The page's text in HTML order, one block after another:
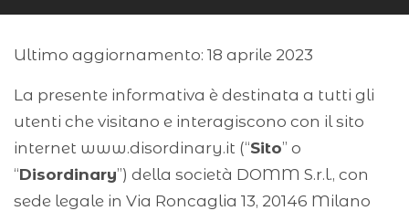
Ultimo aggiornamento: 18 aprile 2023
La presente informativa è destinata a tutti gli
utenti che visitano e interagiscono con il sito
internet www.disordinary.it (“Sito” o
“Disordinary”) della società DOMM S.r.l., con
sede legale in Via Roncaglia 13, 20146 Milano